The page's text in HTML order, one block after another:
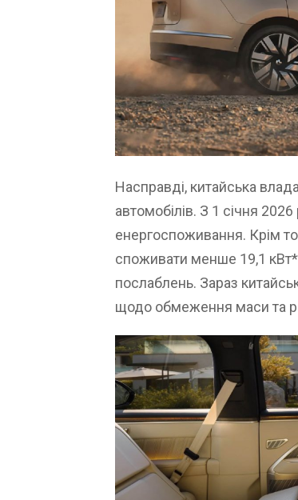
Насправді, китайська
автомобілів. З 1 січня
енергоспоживання. Крім
споживати менше 19,1
послаблень. Зараз
щодо обмеження маси та